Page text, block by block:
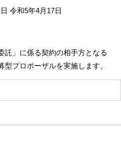
令和5年4月17日
託」に係る契約の相手方となる
プロポーザルを実施します。